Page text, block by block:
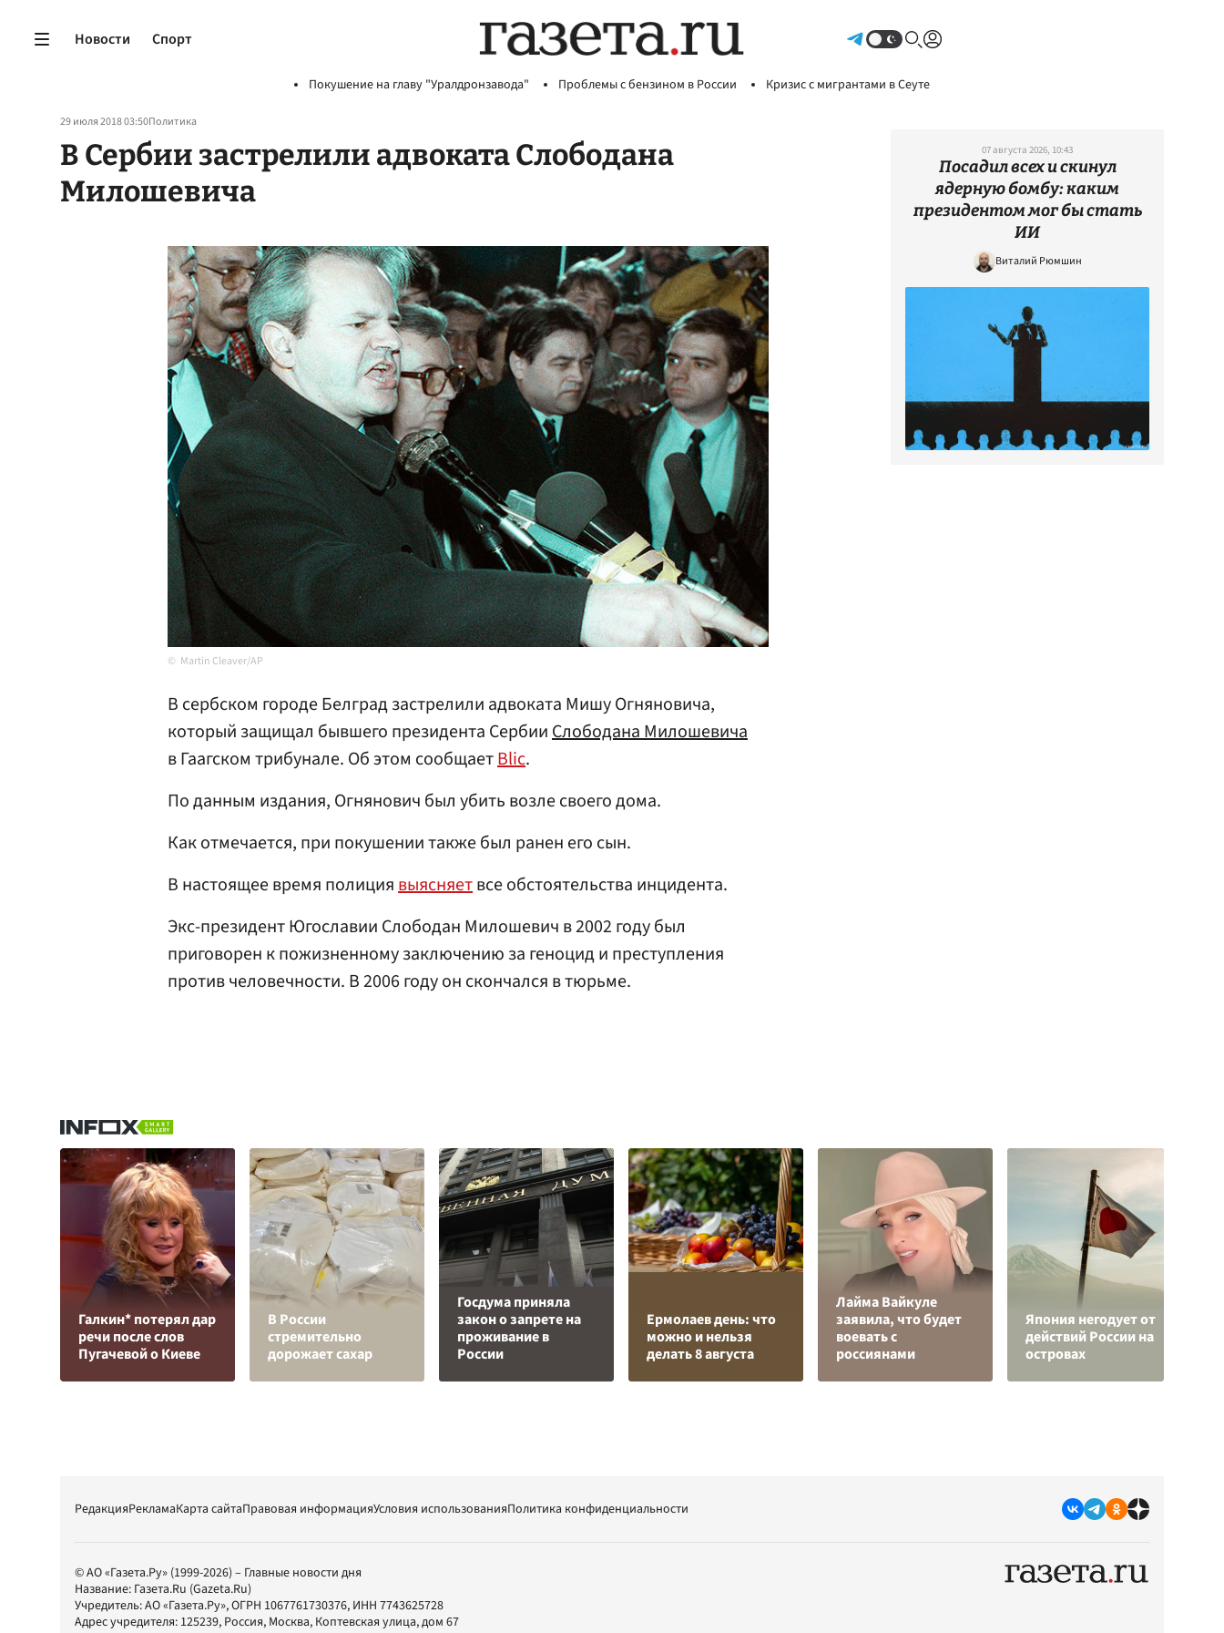
Новости Спорт
Покушение на главу "Уралдронзавода" Проблемы с бензином в России Кризис с мигрантами в Сеуте
29 июля 2018 03:50Политика
В Сербии застрелили адвоката Слободана
Милошевича
Martin Cleaver/AP
В сербском городе Белград застрелили адвоката Мишу Огняновича,
который защищал бывшего президента СербииСлободана Милошевича
в Гаагском трибунале. Об этом сообщаетBlic.
По данным издания, Огнянович был убить возле своего дома.
Как отмечается, при покушении также был ранен его сын.
В настоящее время полициявыясняетвсе обстоятельства инцидента.
Экс-президент Югославии Слободан Милошевич в 2002 году был
приговорен к пожизненному заключению за геноцид и преступления
против человечности. В 2006 году он скончался в тюрьме.
07 августа 2026, 10:43
Посадил всех и скинул
ядерную бомбу: каким
президентом мог бы стать
ИИ
Виталий Рюмшин
Галкин* потерял дар
речи после слов
Пугачевой о Киеве
В России
стремительно
дорожает сахар
Госдума приняла
закон о запрете на
проживание в
России
Ермолаев день: что
можно и нельзя
делать 8 августа
Лайма Вайкуле
заявила, что будет
воевать с
россиянами
Япония негодует от
действий России на
островах
РедакцияРекламаКарта сайтаПравовая информацияУсловия использованияПолитика конфиденциальности
© АО «Газета.Ру» (1999-2026) – Главные новости дня
Название: Газета.Ru (Gazeta.Ru)
Учредитель:АО «Газета.Ру», ОГРН 1067761730376, ИНН 7743625728
Адрес учредителя: 125239, Россия, Москва, Коптевская улица, дом 67